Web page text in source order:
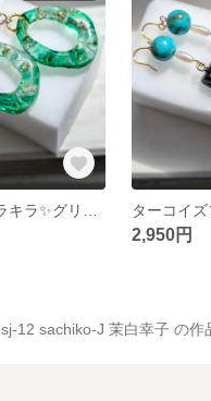
2,950円
sj-12 sachiko-J 茉白幸子 の作